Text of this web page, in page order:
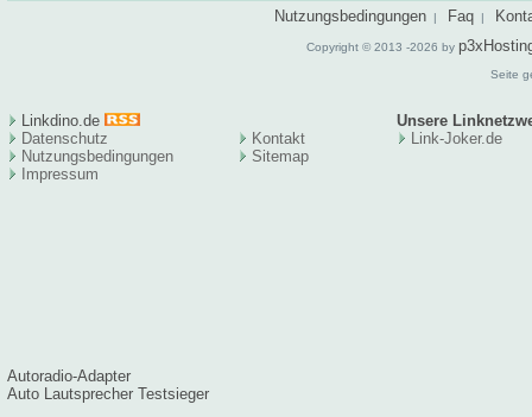
Nutzungsbedingungen | Faq |
Copyright © 2013 -2026 by
Seite
Linkdino.de
Unsere
Datenschutz
Nutzungsbedingungen
Impressum
Kontakt
Sitemap
Link-Joker.de
Autoradio-Adapter
Auto Lautsprecher Testsieger